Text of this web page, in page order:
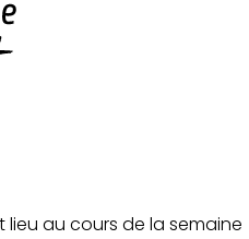
au cours de la semaine